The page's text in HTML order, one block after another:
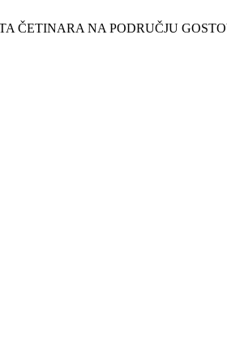
ČETINARA NA PODRUČJU